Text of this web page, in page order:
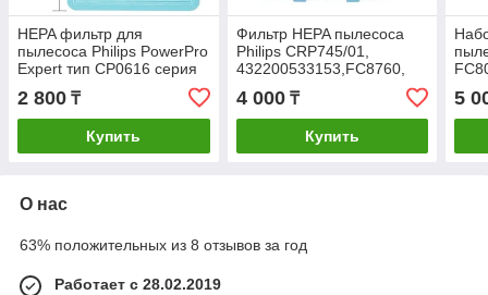
HEPA фильтр для
пылесоса Philips PowerPro
Expert тип CP0616 серия
FC9728, FC9730, FC9731,
FC9732, FC9733, FC9734,
FC9735
2 800 ₸
Купить
Фильтр HEPA пылесоса
Philips CRP745/01,
432200533153,FC8760,
FC8761, FC8763, FC8764,
FC8766, HPL-99
4 000₸
Купить
-
5
О нас
63% положительных из 8 отзывов за год
Работает с 28.02.2019